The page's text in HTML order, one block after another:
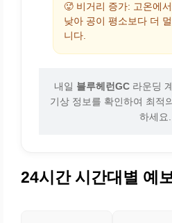
🥵 비거리 증가: 고온에
낮아 공이 평소보다 더
니다.
내일 블루헤런GC라운딩
기상 정보를 확인하여 최적
하세요.
24시간 시간대별 예